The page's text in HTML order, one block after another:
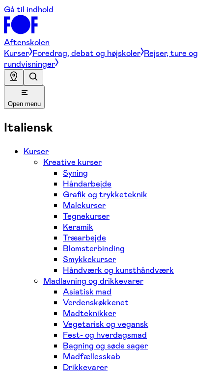
Gå til indhold
Aftenskolen
Kurser Foredrag, debat og højskoler Rejser, ture og
rundvisninger
Open menu
Italiensk
Kurser
Kreative kurser
Syning
Håndarbejde
Grafik og trykketeknik
Malekurser
Tegnekurser
Keramik
Træarbejde
Blomsterbinding
Smykkekurser
Håndværk og kunsthåndværk
Madlavning og drikkevarer
Asiatisk mad
Verdenskøkkenet
Madteknikker
Vegetarisk og vegansk
Fest- og hverdagsmad
Bagning og søde sager
Madfællesskab
Drikkevarer